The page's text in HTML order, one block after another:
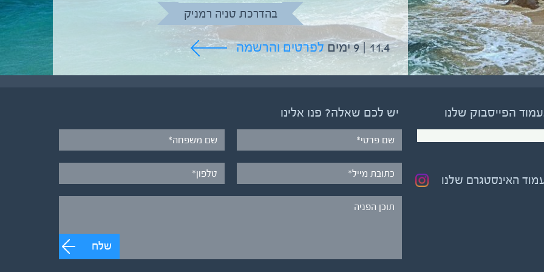
בהדרכת טניה רמניק
11.4 | 9 ימים לפרטים והרשמה
בהדרכת גיל יניב
5.6 | 12 ימים לפרטים והרשמה
הפייסבוק שלנו
האינסטגרם שלנו
יש לכם שאלה? פנו אלינו
שלח